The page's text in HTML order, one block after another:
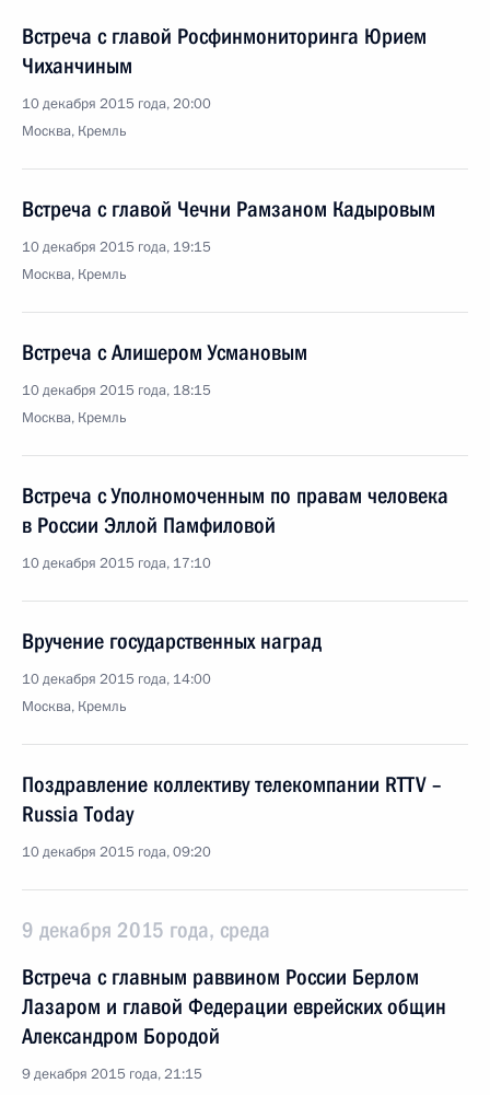
Встреча с главой Росфинмониторинга Юрием
Чиханчиным
10 декабря 2015 года, 20:00
Москва, Кремль
Встреча с главой Чечни Рамзаном Кадыровым
10 декабря 2015 года, 19:15
Москва, Кремль
Встреча с Алишером Усмановым
10 декабря 2015 года, 18:15
Москва, Кремль
Встреча с Уполномоченным по правам человека
в России Эллой Памфиловой
10 декабря 2015 года, 17:10
Вручение государственных наград
10 декабря 2015 года, 14:00
Москва, Кремль
Поздравление коллективу телекомпании RTTV –
Russia Today
10 декабря 2015 года, 09:20
9 декабря 2015 года, среда
Встреча с главным раввином России Берлом
Лазаром и главой Федерации еврейских общин
Александром Бородой
9 декабря 2015 года, 21:15